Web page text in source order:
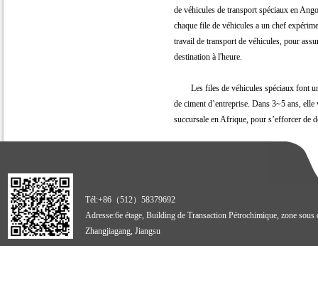
de véhicules de transport spéciaux en
chaque file de véhicules a un chef
travail de transport de véhicules, pour
destination à l'heure.
Les files de véhicules spéciaux font une
de ciment d’entreprise. Dans 3~5 ans,
succursale en Afrique, pour s’efforcer de
Tél:+86（512）58379692
Adresse:6e étage, Building de Transaction Pétrochimique, zone sous
Zhangjiagang, Jiangsu